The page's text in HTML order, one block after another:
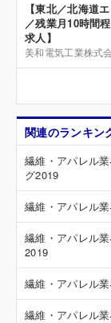
【東北／北海道
／残業月10時間
求人】
美和電気工業株式
関連のランキン
繊維・アパレル
グ2019
繊維・アパレル
繊維・アパレル
2019
繊維・アパレル
繊維・アパレル